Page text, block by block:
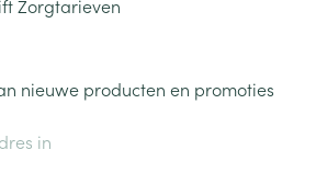
Zorgtarieven
nieuwe producten en promoties